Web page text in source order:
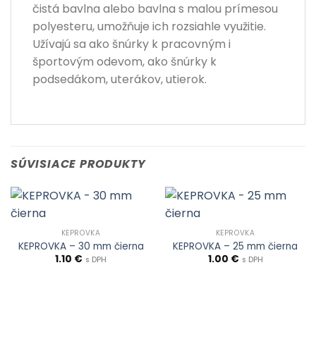
čistá bavlna alebo bavlna s malou prímesou
polyesteru, umožňuje ich rozsiahle využitie.
Užívajú sa ako šnúrky k pracovným i
športovým odevom, ako šnúrky k
podsedákom, uterákov, utierok.
SÚVISIACE PRODUKTY
KEPROVKA
KEPROVKA – 30 mm čierna
1.10 € s DPH
KEPROVKA
KEPROVKA – 25 mm čierna
1.00 € s DPH